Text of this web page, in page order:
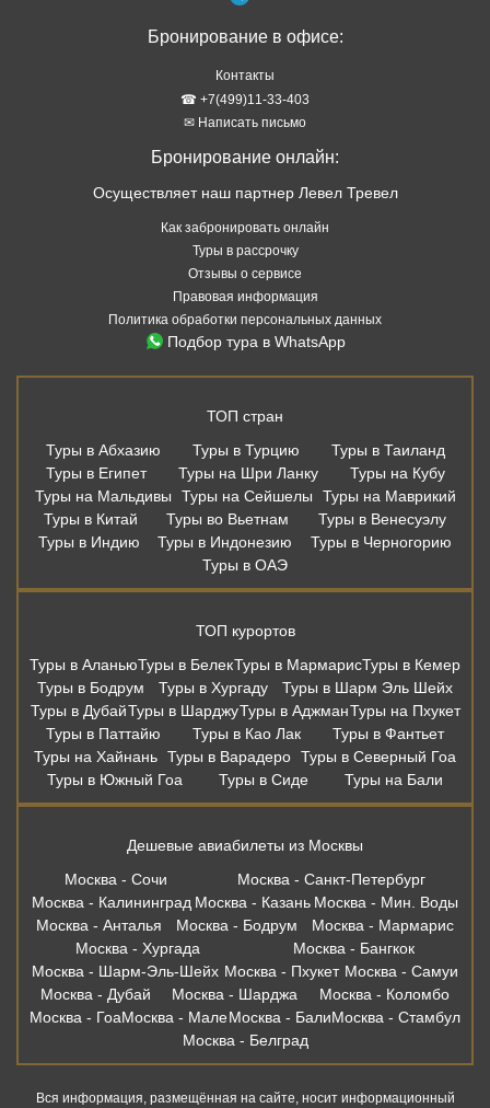
Бронирование в офисе:
Контакты
☎ +7(499)11-33-403
✉ Написать письмо
Бронирование онлайн:
Осуществляет наш партнер Левел Тревел
Как забронировать онлайн
Туры в рассрочку
Отзывы о сервисе
Правовая информация
Политика обработки персональных данных
Подбор тура в WhatsApp
ТОП стран
Туры в Абхазию
Туры в Турцию
Туры в Таиланд
Туры в Египет
Туры на Шри Ланку
Туры на Кубу
Туры на Мальдивы
Туры на Сейшелы
Туры на Маврикий
Туры в Китай
Туры во Вьетнам
Туры в Венесуэлу
Туры в Индию
Туры в Индонезию
Туры в Черногорию
Туры в ОАЭ
ТОП курортов
Туры в АланьюТуры в БелекТуры в МармарисТуры в Кемер
Туры в Бодрум
Туры в Хургаду
Туры в Шарм Эль Шейх
Туры в ДубайТуры в ШарджуТуры в АджманТуры на Пхукет
Туры в Паттайю
Туры в Као Лак
Туры в Фантьет
Туры на Хайнань Туры в Варадеро Туры в Северный Гоа
Туры в Южный Гоа
Туры в Сиде Туры на Бали
Дешевые авиабилеты из Москвы
Москва - Сочи
Москва - Санкт-Петербург
Москва - Калининград Москва - Казань Москва - Мин. Воды
Москва - Анталья
Москва - Бодрум
Москва - Мармарис
Москва - Хургада
Москва - Бангкок
Москва - Шарм-Эль-Шейх Москва - Пхукет Москва - Самуи
Москва - Дубай
Москва - Шарджа
Москва - Коломбо
Москва - ГоаМосква - МалеМосква - БалиМосква - Стамбул
Москва - Белград
Вся информация, размещённая на сайте, носит информационный